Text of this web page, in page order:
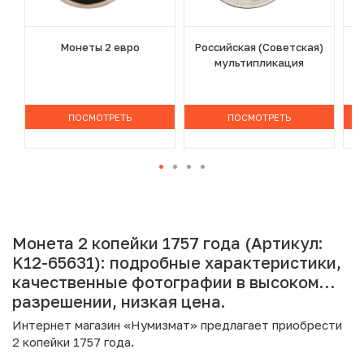
Монеты 2 евро
ПОСМОТРЕТЬ
Российская (Советская)
мультипликация
ПОСМОТРЕТЬ
Монета 2 копейки 1757 года (Артикул:
K12-65631): подробные характеристики,
качественные фотографии в высоком
разрешении, низкая цена.
Интернет магазин «Нумизмат» предлагает приобрести
2 копейки 1757 года.